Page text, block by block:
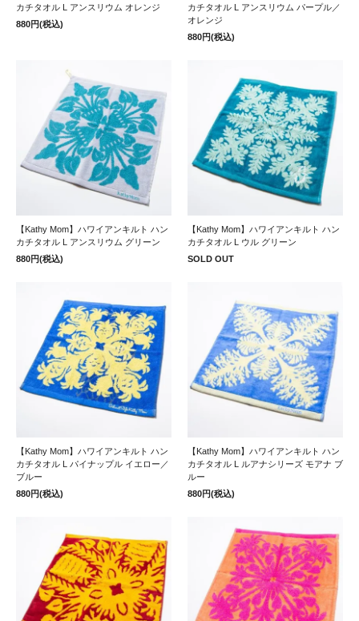
カチタオル L アンスリウム オレンジ
880円(税込)
カチタオル L アンスリウム パープル／
オレンジ
880円(税込)
【Kathy Mom】ハワイアンキルト ハン
カチタオル L アンスリウム グリーン
880円(税込)
【Kathy Mom】ハワイアンキルト ハン
カチタオル L ウル グリーン
SOLD OUT
【Kathy Mom】ハワイアンキルト ハン
カチタオル L パイナップル イエロー／
ブルー
880円(税込)
【Kathy Mom】ハワイアンキルト ハン
カチタオル L ルアナシリーズ モアナ ブ
ルー
880円(税込)